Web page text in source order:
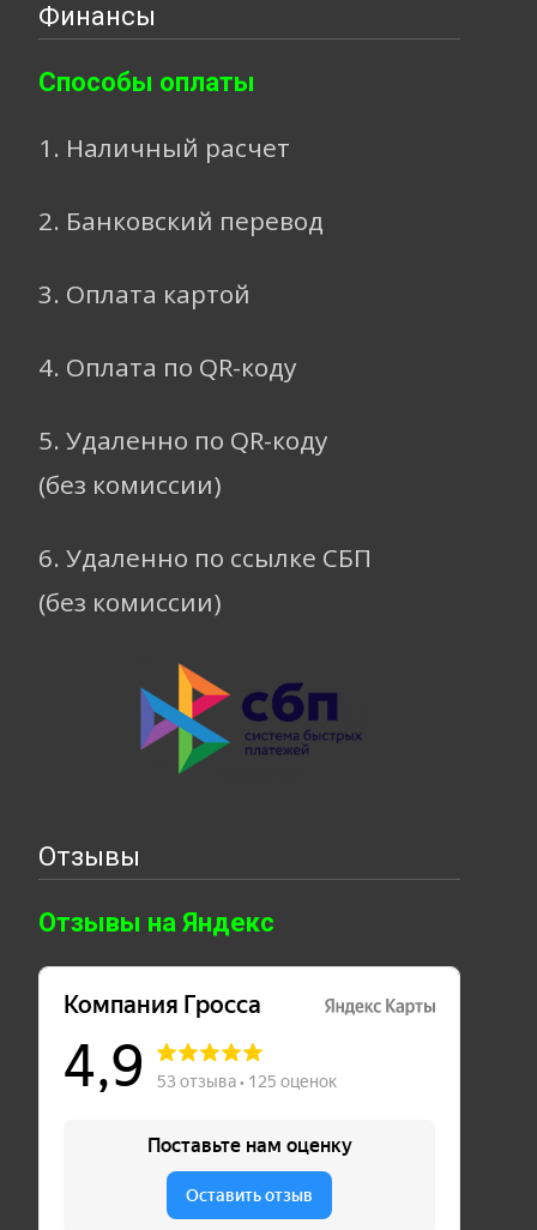
Финансы
Способы оплаты
1. Наличный расчет
2. Банковский перевод
3. Оплата картой
4. Оплата по QR-коду
5. Удаленно по QR-коду
(без комиссии)
6. Удаленно по ссылке СБП
(без комиссии)
Отзывы
Отзывы на Яндекс